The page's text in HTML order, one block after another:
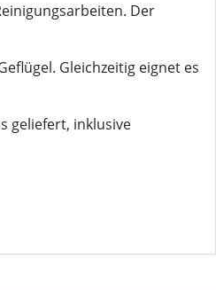
Der
Gleichzeitig eignet es
geliefert, inklusive